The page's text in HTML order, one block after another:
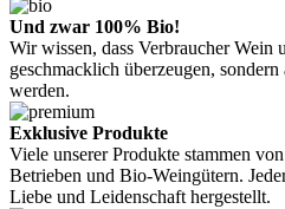
Und zwar 100% Bio!
Wir wissen, dass Verbraucher Wein
geschmacklich überzeugen,
werden.
Exklusive Produkte
Viele unserer Produkte stammen
Betrieben und Bio-Weingütern.
Liebe und Leidenschaft hergestellt.